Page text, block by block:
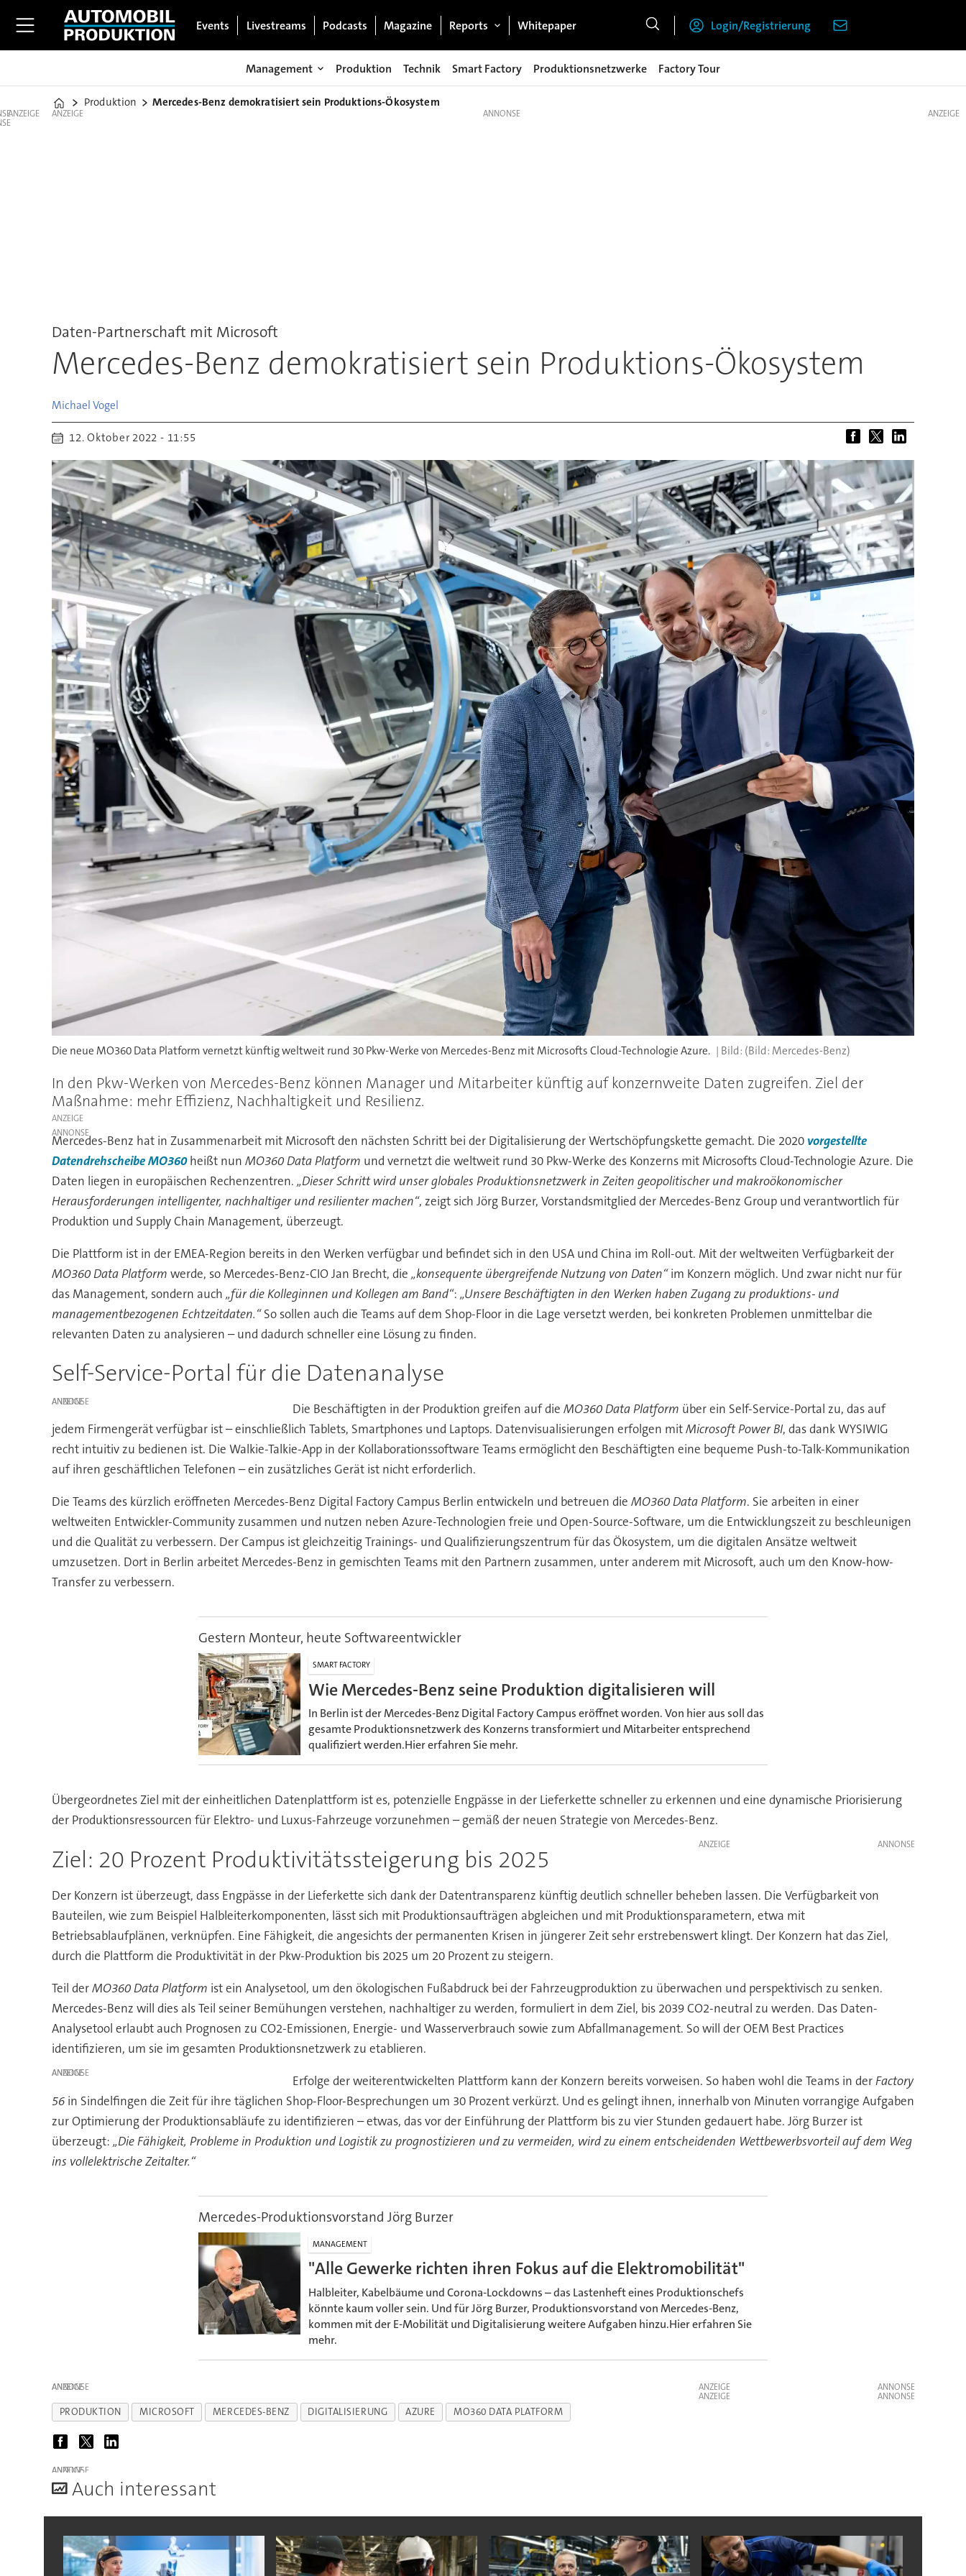
Events Livestreams Podcasts Magazine Reports Whitepaper Login/Registrierung
Management Produktion Technik Smart Factory Produktionsnetzwerke Factory Tour
Home
Produktion Mercedes-Benz demokratisiert sein Produktions-Ökosystem
ANZEIGE ANZEIGE
Daten-Partnerschaft mit Microsoft
Mercedes-Benz demokratisiert sein Produktions-Ökosystem
Michael Vogel
12. Oktober 2022 - 11:55
Die neue MO360 Data Platform vernetzt künftig weltweit rund 30 Pkw-Werke von Mercedes-Benz mit Microsofts Cloud-Technologie Azure. (Bild: Mercedes-Benz)
In den Pkw-Werken von Mercedes-Benz können Manager und Mitarbeiter künftig auf konzernweite Daten zugreifen. Ziel der
Maßnahme: mehr Effizienz, Nachhaltigkeit und Resilienz.
ANZEIGE
Mercedes-Benz hat in Zusammenarbeit mit Microsoft den nächsten Schritt bei der Digitalisierung der Wertschöpfungskette gemacht. Die 2020 vorgestellte
Datendrehscheibe MO360heißt nun MO360 Data Platform und vernetzt die weltweit rund 30 Pkw-Werke des Konzerns mit Microsofts Cloud-Technologie Azure. Die
Daten liegen in europäischen Rechenzentren. „Dieser Schritt wird unser globales Produktionsnetzwerk in Zeiten geopolitischer und makroökonomischer
Herausforderungen intelligenter, nachhaltiger und resilienter machen“, zeigt sich Jörg Burzer, Vorstandsmitglied der Mercedes-Benz Group und verantwortlich für
Produktion und Supply Chain Management, überzeugt.
Die Plattform ist in der EMEA-Region bereits in den Werken verfügbar und befindet sich in den USA und China im Roll-out. Mit der weltweiten Verfügbarkeit der
MO360 Data Platform werde, so Mercedes-Benz-CIO Jan Brecht, die „konsequente übergreifende Nutzung von Daten“im Konzern möglich. Und zwar nicht nur für
das Management, sondern auch „für die Kolleginnen und Kollegen am Band“: „Unsere Beschäftigten in den Werken haben Zugang zu produktions- und
managementbezogenen Echtzeitdaten.“So sollen auch die Teams auf dem Shop-Floor in die Lage versetzt werden, bei konkreten Problemen unmittelbar die
relevanten Daten zu analysieren – und dadurch schneller eine Lösung zu finden.
Self-Service-Portal für die Datenanalyse
ANZEIGE Die Beschäftigten in der Produktion greifen auf dieMO360 Data Platform über ein Self-Service-Portal zu, das auf
jedem Firmengerät verfügbar ist – einschließlich Tablets, Smartphones und Laptops. Datenvisualisierungen erfolgen mitMicrosoft Power BI, das dank WYSIWIG
recht intuitiv zu bedienen ist. Die Walkie-Talkie-App in der Kollaborationssoftware Teams ermöglicht den Beschäftigten eine bequeme Push-to-Talk-Kommunikation
auf ihren geschäftlichen Telefonen – ein zusätzliches Gerät ist nicht erforderlich.
Die Teams des kürzlich eröffneten Mercedes-Benz Digital Factory Campus Berlin entwickeln und betreuen die MO360 Data Platform. Sie arbeiten in einer
weltweiten Entwickler-Community zusammen und nutzen neben Azure-Technologien freie und Open-Source-Software, um die Entwicklungszeit zu beschleunigen
und die Qualität zu verbessern. Der Campus ist gleichzeitig Trainings- und Qualifizierungszentrum für das Ökosystem, um die digitalen Ansätze weltweit
umzusetzen. Dort in Berlin arbeitet Mercedes-Benz in gemischten Teams mit den Partnern zusammen, unter anderem mit Microsoft, auch um den Know-how-
Transfer zu verbessern.
Gestern Monteur, heute Softwareentwickler
SMART FACTORY
Wie Mercedes-Benz seine Produktion digitalisieren will
In Berlin ist der Mercedes-Benz Digital Factory Campus eröffnet worden. Von hier aus soll das
gesamte Produktionsnetzwerk des Konzerns transformiert und Mitarbeiter entsprechend
qualifiziert werden.Hier erfahren Sie mehr.
Übergeordnetes Ziel mit der einheitlichen Datenplattform ist es, potenzielle Engpässe in der Lieferkette schneller zu erkennen und eine dynamische Priorisierung
der Produktionsressourcen für Elektro- und Luxus-Fahrzeuge vorzunehmen – gemäß der neuen Strategie von Mercedes-Benz.
ANZEIGE
Ziel: 20 Prozent Produktivitätssteigerung bis 2025
Der Konzern ist überzeugt, dass Engpässe in der Lieferkette sich dank der Datentransparenz künftig deutlich schneller beheben lassen. Die Verfügbarkeit von
Bauteilen, wie zum Beispiel Halbleiterkomponenten, lässt sich mit Produktionsaufträgen abgleichen und mit Produktionsparametern, etwa mit
Betriebsablaufplänen, verknüpfen. Eine Fähigkeit, die angesichts der permanenten Krisen in jüngerer Zeit sehr erstrebenswert klingt. Der Konzern hat das Ziel,
durch die Plattform die Produktivität in der Pkw-Produktion bis 2025 um 20 Prozent zu steigern.
Teil derMO360 Data Platform ist ein Analysetool, um den ökologischen Fußabdruck bei der Fahrzeugproduktion zu überwachen und perspektivisch zu senken.
Mercedes-Benz will dies als Teil seiner Bemühungen verstehen, nachhaltiger zu werden, formuliert in dem Ziel, bis 2039 CO2-neutral zu werden. Das Daten-
Analysetool erlaubt auch Prognosen zu CO2-Emissionen, Energie- und Wasserverbrauch sowie zum Abfallmanagement. So will der OEM Best Practices
identifizieren, um sie im gesamten Produktionsnetzwerk zu etablieren.
ANZEIGE Erfolge der weiterentwickelten Plattform kann der Konzern bereits vorweisen. So haben wohl die Teams in derFactory
56in Sindelfingen die Zeit für ihre täglichen Shop-Floor-Besprechungen um 30 Prozent verkürzt. Und es gelingt ihnen, innerhalb von Minuten vorrangige Aufgaben
zur Optimierung der Produktionsabläufe zu identifizieren – etwas, das vor der Einführung der Plattform bis zu vier Stunden gedauert habe. Jörg Burzer ist
überzeugt: „Die Fähigkeit, Probleme in Produktion und Logistik zu prognostizieren und zu vermeiden, wird zu einem entscheidenden Wettbewerbsvorteil auf dem Weg
ins vollelektrische Zeitalter.“
Mercedes-Produktionsvorstand Jörg Burzer
MANAGEMENT
"Alle Gewerke richten ihren Fokus auf die Elektromobilität"
Halbleiter, Kabelbäume und Corona-Lockdowns – das Lastenheft eines Produktionschefs
könnte kaum voller sein. Und für Jörg Burzer, Produktionsvorstand von Mercedes-Benz,
kommen mit der E-Mobilität und Digitalisierung weitere Aufgaben hinzu.Hier erfahren Sie
mehr.
ANZEIGE
ANZEIGE
ANZEIGE
PRODUKTION MICROSOFT MERCEDES-BENZ DIGITALISIERUNG AZURE MO360 DATA PLATFORM
ANZEIGE
Auch interessant
ANZEIGE